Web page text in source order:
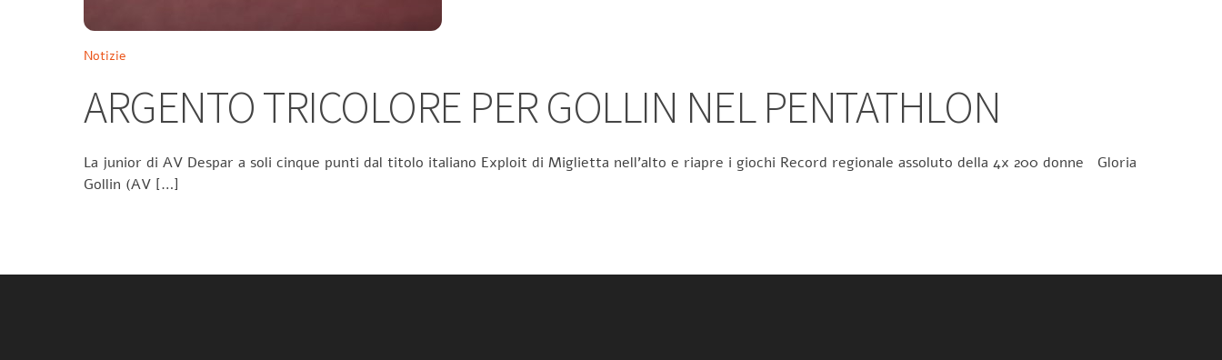
Notizie
ARGENTO TRICOLORE PER GOLLIN NEL PENTATHLON
La junior di AV Despar a soli cinque punti dal titolo italiano Exploit di Miglietta nell’alto e riapre i giochi Record regionale assoluto della 4x 200 donne Gloria
Gollin (AV […]